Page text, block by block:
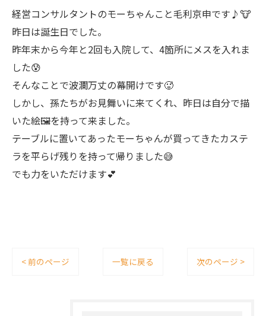
経営コンサルタントのモーちゃんこと毛利京申です♪🐮
昨日は誕生日でした。
昨年末から今年と2回も入院して、4箇所にメスを入れま
した😰
そんなことで波瀾万丈の幕開けです🥵
しかし、孫たちがお見舞いに来てくれ、昨日は自分で描
いた絵🖼️を持って来ました。
テーブルに置いてあったモーちゃんが買ってきたカステ
ラを平らげ残りを持って帰りました😅
でも力をいただけます💕
< 前のページ 一覧に戻る 次のページ >